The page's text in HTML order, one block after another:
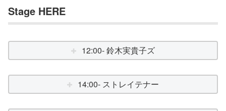
Stage HERE
12:00- 鈴木実貴子ズ
14:00- ストレイテナー